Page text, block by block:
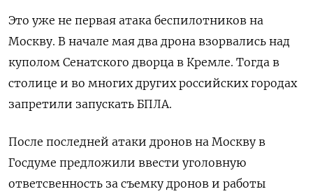
Это уже не первая атака беспилотников на
Москву. В начале мая два дрона взорвались над
куполом Сенатского дворца в Кремле. Тогда в
столице и во многих других российских городах
запретили запускать БПЛА.
После последней атаки дронов на Москву в
Госдуме предложили ввести уголовную
ответсвенность за съемку дронов и работы